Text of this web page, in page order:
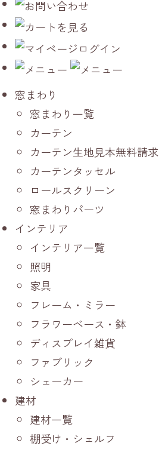
窓まわり
窓まわり一覧
カーテン
カーテン生地見本無料請求
カーテンタッセル
ロールスクリーン
窓まわりパーツ
インテリア
インテリア一覧
照明
家具
フレーム・ミラー
フラワーベース・鉢
ディスプレイ雑貨
ファブリック
シェーカー
建材
建材一覧
棚受け・シェルフ